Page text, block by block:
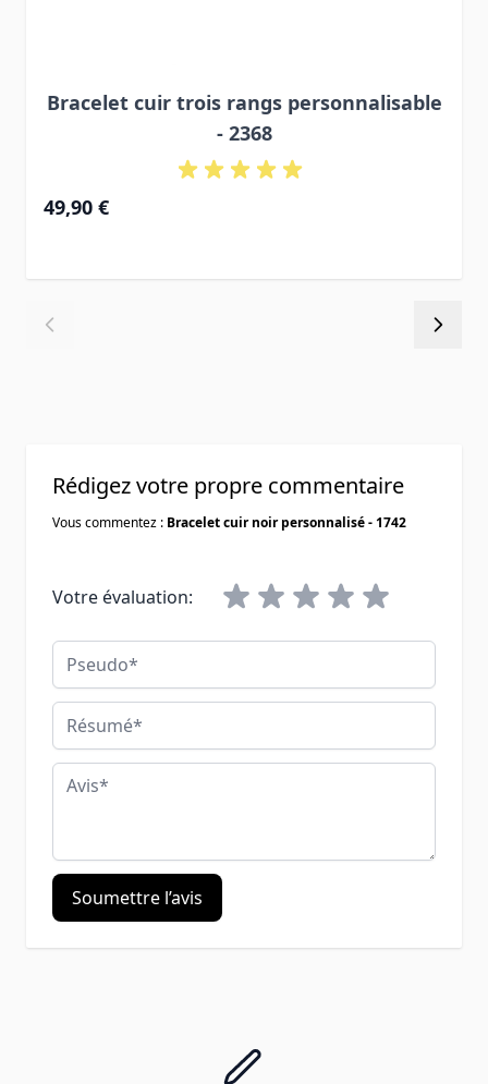
Bracelet cuir trois rangs personnalisable
- 2368
49,90 €
Rédigez votre propre commentaire
Vous commentez : Bracelet cuir noir personnalisé - 1742
Votre évaluation:
Pseudo
Résumé
Avis
Soumettre l’avis